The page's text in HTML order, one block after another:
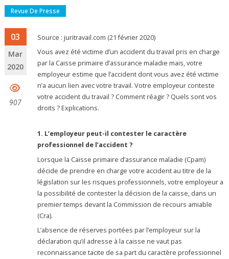
Revue De Presse
03
Mar
2020
907
Source : juritravail.com (21 février 2020)
Vous avez été victime d’un accident du travail pris en charge
par la Caisse primaire d’assurance maladie mais, votre
employeur estime que l’accident dont vous avez été victime
n’a aucun lien avec votre travail. Votre employeur conteste
votre accident du travail ? Comment réagir ? Quels sont vos
droits ? Explications.
1. L’employeur peut-il contester le caractère
professionnel de l’accident ?
Lorsque la Caisse primaire d’assurance maladie (Cpam)
décide de prendre en charge votre accident au titre de la
législation sur les risques professionnels, votre employeur a
la possibilité de contester la décision de la caisse, dans un
premier temps devant la Commission de recours amiable
(Cra).
L’absence de réserves portées par l’employeur sur la
déclaration qu’il adresse à la caisse ne vaut pas
reconnaissance tacite de sa part du caractère professionnel